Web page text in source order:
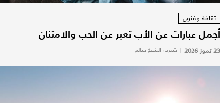
ثقافة وفنون
أجمل عبارات عن الأب تعبر عن الحب والامتنان
23 تموز 2026 | شيرين الشيخ سالم